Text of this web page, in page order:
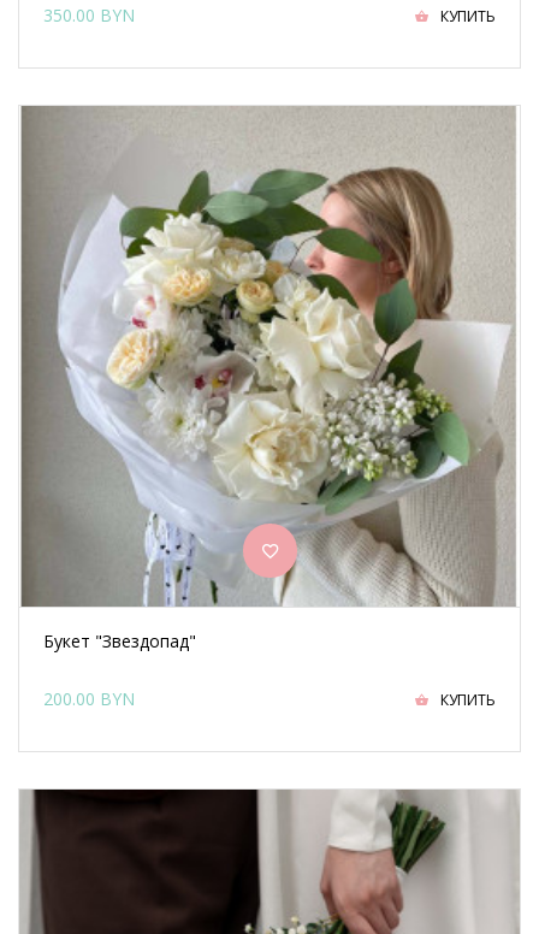
350.00 BYN КУПИТЬ
Букет "Звездопад"
200.00 BYN КУПИТЬ